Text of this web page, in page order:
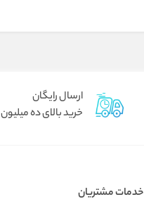
ارسال رایگان
خرید بالای ده میلیون
خدمات مشتریان